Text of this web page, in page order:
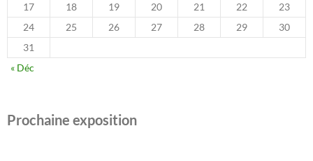
17
18 19 20 21 22
23
24
25 26 27 28 29
30
31
« Déc
Prochaine exposition